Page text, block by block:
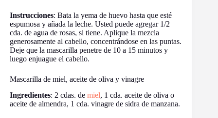
Instrucciones: Bata la yema de huevo hasta que esté
espumosa y añada la leche. Usted puede agregar 1/2
cda. de agua de rosas, si tiene. Aplique la mezcla
generosamente al cabello, concentrándose en las puntas.
Deje que la mascarilla penetre de 10 a 15 minutos y
luego enjuague el cabello.
Mascarilla de miel, aceite de oliva y vinagre
Ingredientes: 2 cdas. de miel, 1 cda. aceite de oliva o
aceite de almendra, 1 cda. vinagre de sidra de manzana.